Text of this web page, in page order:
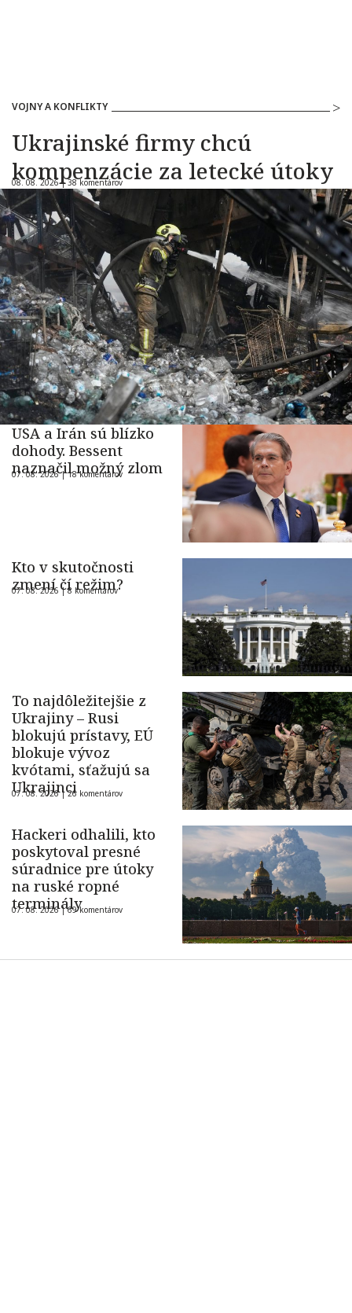
VOJNY A KONFLIKTY
Ukrajinské firmy chcú
kompenzácie za letecké útoky
08. 08. 2026 |38 komentárov
USA a Irán sú blízko
dohody. Bessent
naznačil možný zlom
07. 08. 2026 |18 komentárov
Kto v skutočnosti
zmení čí režim?
07. 08. 2026 |8 komentárov
To najdôležitejšie z
Ukrajiny – Rusi
blokujú prístavy, EÚ
blokuje vývoz
kvótami, sťažujú sa
Ukrajinci
07. 08. 2026 |26 komentárov
Hackeri odhalili, kto
poskytoval presné
súradnice pre útoky
na ruské ropné
terminály
07. 08. 2026 |69 komentárov